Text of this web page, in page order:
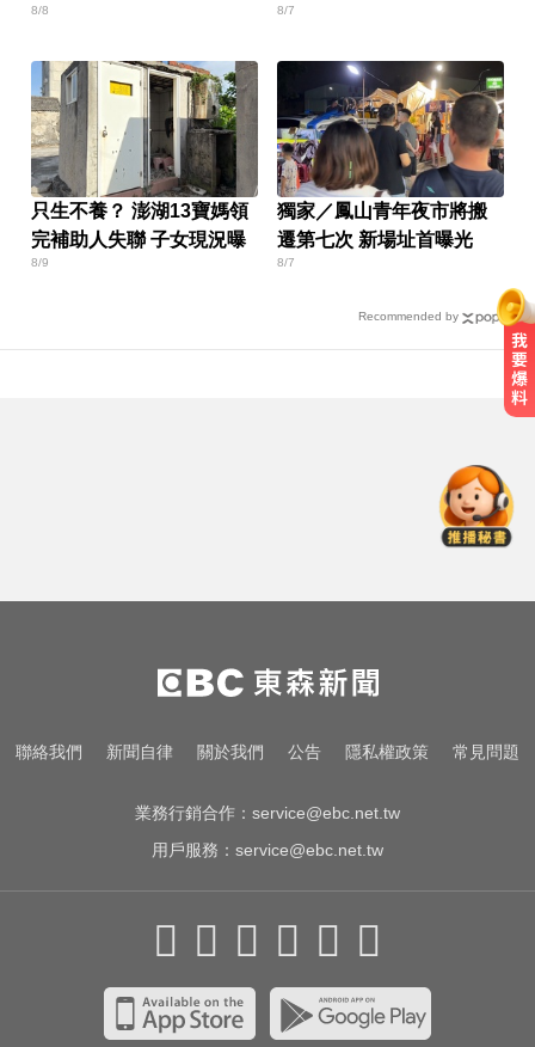
張
8/8
足不出戶
8/7
只生不養？ 澎湖13寶媽領
完補助人失聯 子女現況曝
8/9
獨家／鳳山青年夜市將搬
遷第七次 新場址首曝光
8/7
Recommended by
鬆失智三關鍵
機車紅燈熄火「牽車」也會被罰？
法院判決揭密
百萬網紅失蹤3年遇害！遭閨密設局
聯絡我們 新聞自律 關於我們 公告 隱私權政策 常見問題
業務行銷合作： service@ebc.net.tw
用戶服務： service@ebc.net.tw